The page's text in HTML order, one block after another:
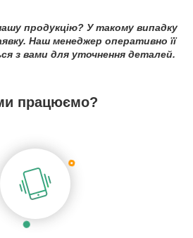
продукцію? У такому випадку
Наш менеджер оперативно її
з вами для уточнення деталей.
працюємо?